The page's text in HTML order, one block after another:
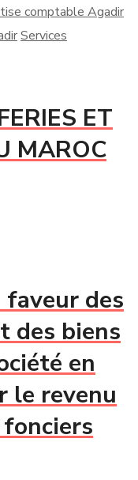
comptable Agadir
Services
ET
MAROC
des
des biens
en
le revenu